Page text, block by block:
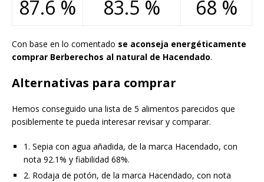
87.6 % 83.5 % 68 %
Con base en lo comentado se aconseja energéticamente
comprar Berberechos al natural de Hacendado.
Alternativas para comprar
Hemos conseguido una lista de 5 alimentos parecidos que
posiblemente te pueda interesar revisar y comparar.
1. Sepia con agua añadida, de la marca Hacendado, con
nota 92.1% y fiabilidad 68%.
2. Rodaja de potón, de la marca Hacendado, con nota